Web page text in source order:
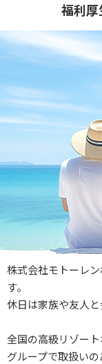
福利厚
株式会社モトーレ
す。
休日は家族や友人
全国の高級リゾー
グループで取扱い